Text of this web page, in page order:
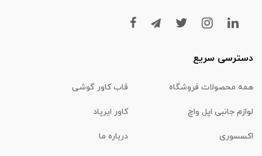
دسترسی سریع
همه محصولات فروشگاه قاب کاور گوشی
لوازم جانبی اپل واچ کاور ایرپاد
اکسسوری درباره ما